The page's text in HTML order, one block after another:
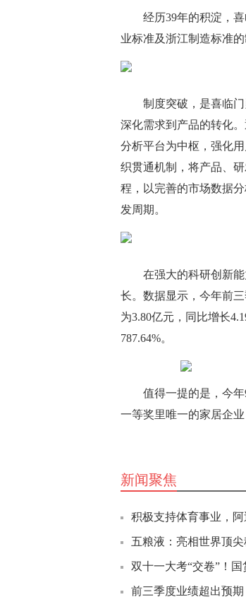
经历39年的积淀，
业标准及浙江制造标准的
制度突破，是喜临
深化需求到产品的转化
分析平台为中枢，强化
织贯通机制，将产品、
程，以完善的市场数据
发周期。
在强大的科研创新
长。数据显示，今年前
为3.80亿元，同比增长
787.64%。
值得一提的是，今
一等奖里唯一的家居企
新闻聚焦
积极支持体育事业，
五粮液：亮相世界顶
双十一大考“交卷”！
前三季度业绩超出预